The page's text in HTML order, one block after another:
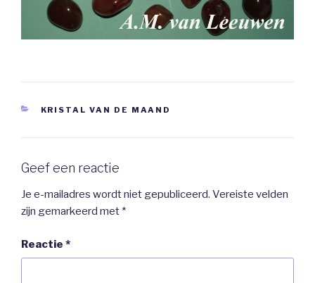
CATEGORIEËN
KRISTAL VAN DE MAAND
Geef een reactie
Je e-mailadres wordt niet gepubliceerd. Vereiste velden
zijn gemarkeerd met *
Reactie *